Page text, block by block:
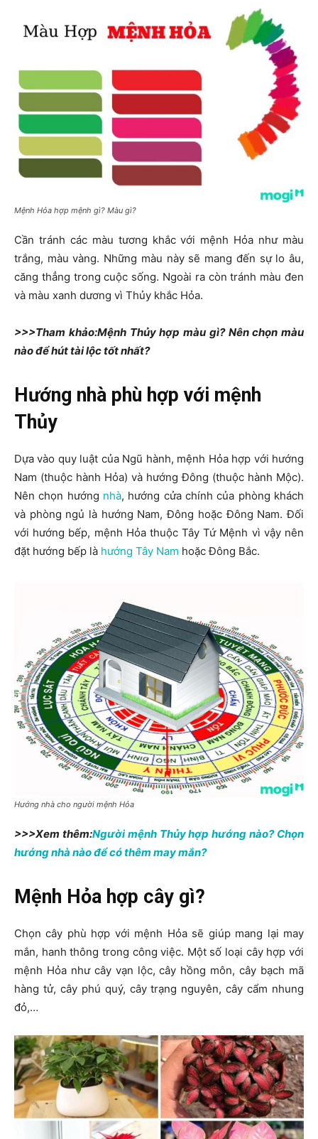
Mệnh Hỏa hợp mệnh gì? Màu gì?
Cần tránh các màu tương khắc với mệnh Hỏa như màu
trắng, màu vàng. Những màu này sẽ mang đến sự lo âu,
căng thẳng trong cuộc sống. Ngoài ra còn tránh màu đen
và màu xanh dương vì Thủy khắc Hỏa.
>>>Tham khảo:Mệnh Thủy hợp màu gì? Nên chọn màu
nào để hút tài lộc tốt nhất?
Hướng nhà phù hợp với mệnh
Thủy
Dựa vào quy luật của Ngũ hành, mệnh Hỏa hợp với hướng
Nam (thuộc hành Hỏa) và hướng Đông (thuộc hành Mộc).
Nên chọn hướng nhà, hướng cửa chính của phòng khách
và phòng ngủ là hướng Nam, Đông hoặc Đông Nam. Đối
với hướng bếp, mệnh Hỏa thuộc Tây Tứ Mệnh vì vậy nên
đặt hướng bếp là hướng Tây Nam hoặc Đông Bắc.
Hướng nhà cho người mệnh Hỏa
>>>Xem thêm:Người mệnh Thủy hợp hướng nào? Chọn
hướng nhà nào để có thêm may mắn?
Mệnh Hỏa hợp cây gì?
Chọn cây phù hợp với mệnh Hỏa sẽ giúp mang lại may
mắn, hanh thông trong công việc. Một số loại cây hợp với
mệnh Hỏa như cây vạn lộc, cây hồng môn, cây bạch mã
hàng tử, cây phú quý, cây trạng nguyên, cây cẩm nhung
đỏ,…